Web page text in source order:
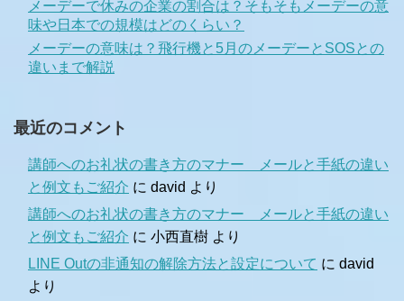
メーデーで休みの企業の割合は？そもそもメーデーの意
味や日本での規模はどのくらい？
メーデーの意味は？飛行機と5月のメーデーとSOSとの
違いまで解説
最近のコメント
講師へのお礼状の書き方のマナー メールと手紙の違い
と例文もご紹介 に david より
講師へのお礼状の書き方のマナー メールと手紙の違い
と例文もご紹介 に 小西直樹 より
LINE Outの非通知の解除方法と設定について に david
より